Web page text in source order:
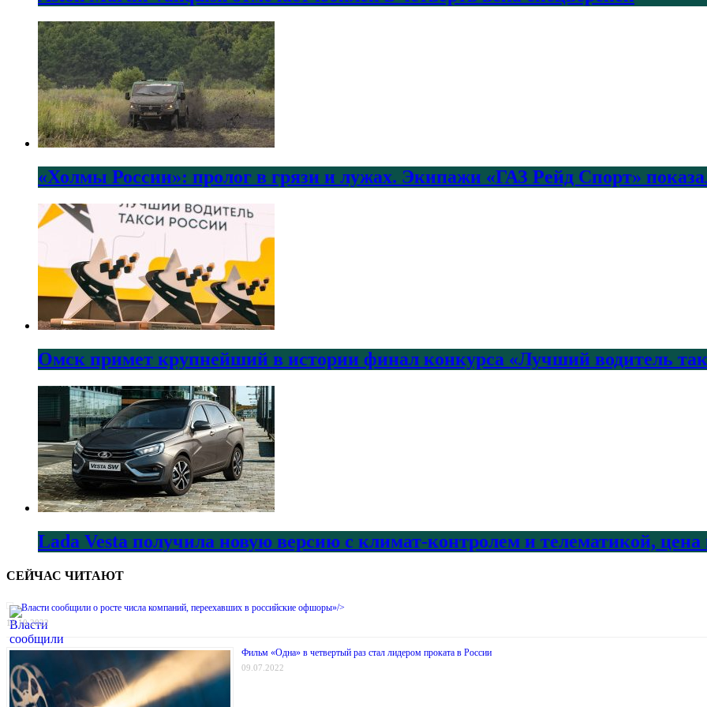
«Холмы России»: пролог в грязи и лужах. Экипажи «ГАЗ Рейд Спорт»
Омск примет крупнейший в истории финал конкурса «Лучший водитель
Lada Vesta получила новую версию с климат-контролем и телематикой, цена
СЕЙЧАС ЧИТАЮТ
Власти сообщили о росте числа компаний, переехавших в российские офшоры»/>
18.10.2022
Фильм «Одна» в четвертый раз стал лидером проката в России
09.07.2022